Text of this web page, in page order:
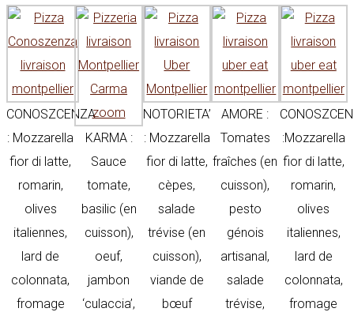
CONOSZCENZA
: Mozzarella
fior di latte,
romarin,
olives
italiennes,
lard de
colonnata,
fromage
KARMA :
Sauce
tomate,
basilic (en
cuisson),
oeuf,
jambon
‘culaccia’,
NOTORIETA’
: Mozzarella
fior di latte,
cèpes,
salade
trévise (en
cuisson),
viande de
bœuf
AMORE :
Tomates
fraîches (en
cuisson),
pesto
génois
artisanal,
salade
trévise,
:Mozzarella
fior di latte,
romarin,
olives
italiennes,
lard de
colonnata,
fromage